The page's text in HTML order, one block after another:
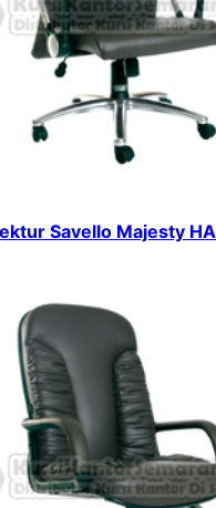
Savello Majesty HA